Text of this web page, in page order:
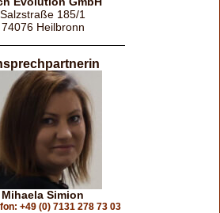
Salzstraße 185/1
74076 Heilbronn
Mihaela Simion
+49 (0) 7131 278 73 03